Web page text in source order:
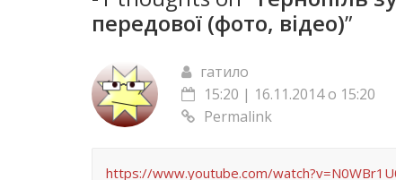
передової (фото, відео)”
гатило
15:20 | 16.11.2014 о 15:20
Permalink
https://www.youtube.com/